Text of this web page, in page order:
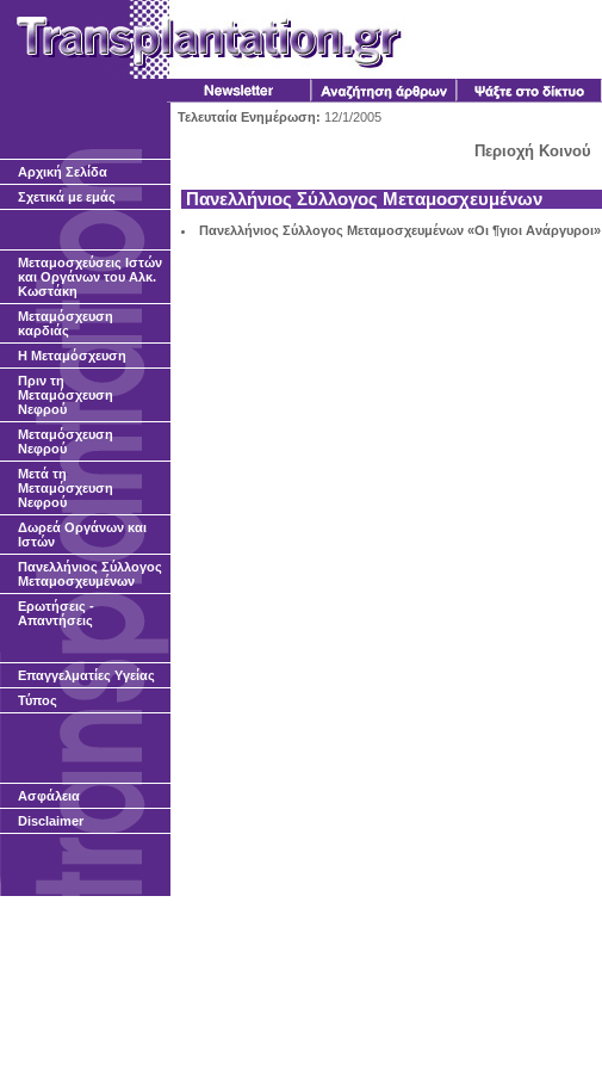
Τελευταία Ενημέρωση: 12/1/2005
Αρχική Σελίδα
Σχετικά με εμάς
Μεταμοσχεύσεις Ιστών
και Οργάνων του Αλκ.
Κωστάκη
Μεταμόσχευση
καρδιάς
H Μεταμόσχευση
Πριν τη
Μεταμόσχευση
Νεφρού
Μεταμόσχευση
Νεφρού
Μετά τη
Μεταμόσχευση
Νεφρού
Δωρεά Οργάνων και
Ιστών
Πανελλήνιος Σύλλογος
Μεταμοσχευμένων
Ερωτήσεις -
Απαντήσεις
Επαγγελματίες Υγείας
Τύπος
Ασφάλεια
Disclaimer
Περιοχή Κοινού
Πανελλήνιος Σύλλογος Μεταμοσχευμένων
Πανελλήνιος Σύλλογος Μεταμοσχευμένων «Οι ¶γιοι Ανάργυροι»